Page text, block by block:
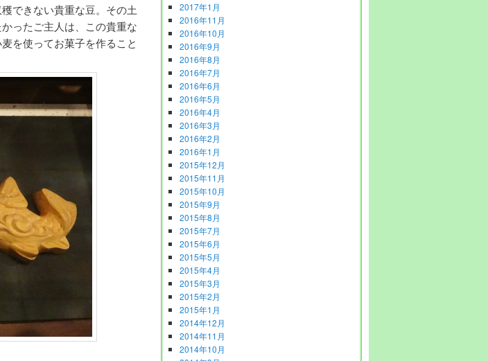
できない貴重な豆。その土
ったご主人は、この貴重な
を使ってお菓子を作ること
2017年1月
2016年11月
2016年10月
2016年9月
2016年8月
2016年7月
2016年6月
2016年5月
2016年4月
2016年3月
2016年2月
2016年1月
2015年12月
2015年11月
2015年10月
2015年9月
2015年8月
2015年7月
2015年6月
2015年5月
2015年4月
2015年3月
2015年2月
2015年1月
2014年12月
2014年11月
2014年10月